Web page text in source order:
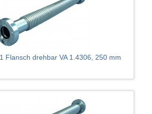
Flansch drehbar VA 1.4306, 250 mm